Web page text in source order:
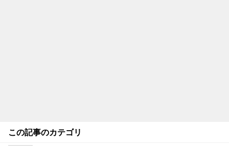
この記事のカテゴリ